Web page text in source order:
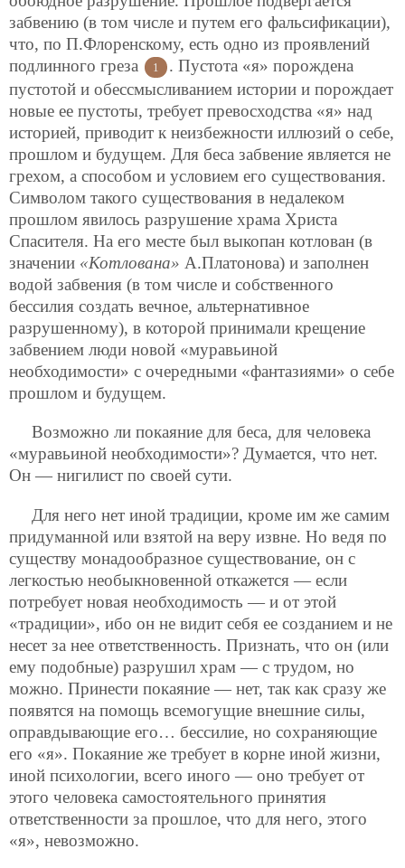
забвению (в том числе и путем его фальсификации),
что, по П.Флоренскому, есть одно из проявлений
подлинного греза
1
. Пустота «я» порождена
пустотой и обессмысливанием истории и порождает
новые ее пустоты, требует превосходства «я» над
историей, приводит к неизбежности иллюзий о себе,
прошлом и будущем. Для беса забвение является не
грехом, а способом и условием его существования.
Символом такого существования в недалеком
прошлом явилось разрушение храма Христа
Спасителя. На его месте был выкопан котлован (в
значении «Котлована» А.Платонова) и заполнен
водой забвения (в том числе и собственного
бессилия создать вечное, альтернативное
разрушенному), в которой принимали крещение
забвением люди новой «муравьиной
необходимости» с очередными «фантазиями» о себе
прошлом и будущем.
Возможно ли покаяние для беса, для человека
«муравьиной необходимости»? Думается, что нет.
Он — нигилист по своей сути.
Для него нет иной традиции, кроме им же самим
придуманной или взятой на веру извне. Но ведя по
существу монадообразное существование, он с
легкостью необыкновенной откажется — если
потребует новая необходимость — и от этой
«традиции», ибо он не видит себя ее созданием и не
несет за нее ответственность. Признать, что он (или
ему подобные) разрушил храм — с трудом, но
можно. Принести покаяние — нет, так как сразу же
появятся на помощь всемогущие внешние силы,
оправдывающие его… бессилие, но сохраняющие
его «я». Покаяние же требует в корне иной жизни,
иной психологии, всего иного — оно требует от
этого человека самостоятельного принятия
ответственности за прошлое, что для него, этого
«я», невозможно.